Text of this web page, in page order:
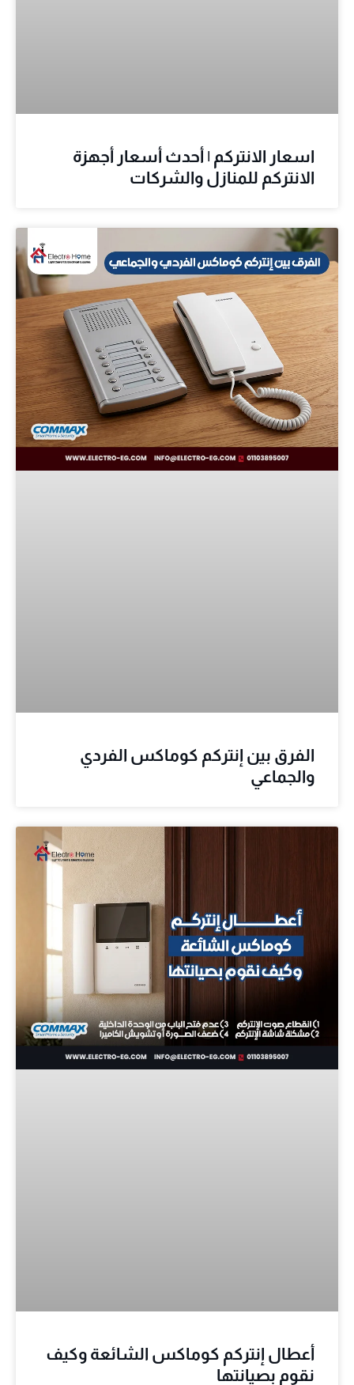
اسعار الانتركم | أحدث أسعار أجهزة
الانتركم للمنازل والشركات
الفرق بين إنتركم كوماكس الفردي
والجماعي
أعطال إنتركم كوماكس الشائعة وكيف
نقوم بصيانتها